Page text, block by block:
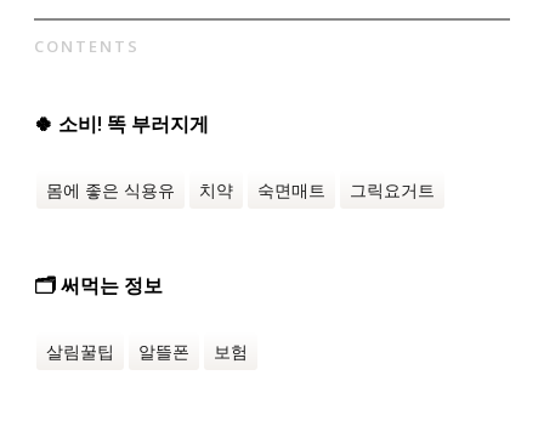
CONTENTS
🍀 소비! 똑 부러지게
몸에 좋은 식용유 치약 숙면매트 그릭요거트
🗂️ 써먹는 정보
살림꿀팁 알뜰폰 보험